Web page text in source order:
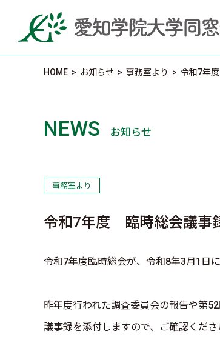
HOME > お知らせ > 事務室より > 令和7年
NEWS お知らせ
事務室より
令和7年度 臨時総会議事
令和7年度臨時総会が、令和8年3月1日に
昨年度行われた調査委員会の報告や第
議事録を添付しますので、ご確認くださ